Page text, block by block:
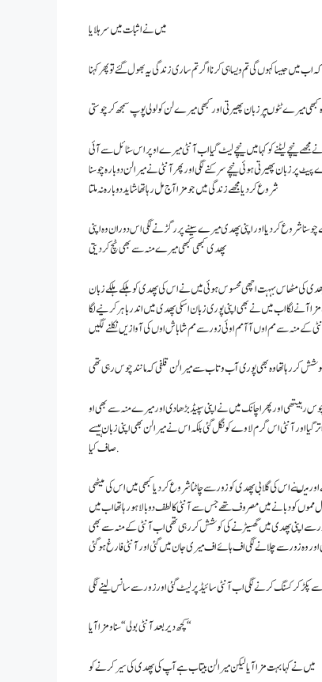
میں نے اثبات میں سر ہلایا
کہ اب میں جیسا کہوں گی تم ویسا ہی کرنا اگر تم ساری زندگی یہ بھول گئے تو پھر کہنا
میرے ٹٹوںپر زبان پھیرتی اور کبھی میرے لن کو لولی پوپ سمجھ کر چوستی
لیٹنے کو کہا میں نیچے لیٹ گیا اب آنٹی میرے اوپر اس سٹائل سے آئی
پر زبان پھیرتی ہوئی نیچے سرکنے لگی اور پھر آنٹی نے میرالن دوبارہ چوسنا
شروع کر دیا مجھے زندگی میں جو مزا آج مل رہا تھاشاید دوبارہ نہ ملتا
شروع کردیا اور اپنی پھدی میرے سینے پر رگڑنے لگی اس دوران وہ اپنی
پھدی کبھی کبھی میرے منہ سے بھی ٹچ کر دیتی
کی مٹھاس بہہت اچھی محسوس ہوئی میں نے اس کی پھدی کو ہلکے ہلکے زبان
آنے لگا اب میں نے بھی اپنی پوری زبان اسکی پھدی میں اندرباہر کرنیے لگا
کے منہ سے مم اوں آآ مم اوئی زور سے مم شاباش اوں کی آوازیں نکلنے لگیں
رہیتھی اور پھر اچانک میں نے اپنی سپیڈبڑھا دی اور میرے منہ سے بھی او
اور آنٹی اس گرم لاوے کو نگل گئی بلکہ اس نے میرا لن بھی اپنی زبان ہیسے
صاف کیا .
میںنے اس کی گلابی پھدی کو زور سے چاٹنا شروع کر دیا کبھی میں اس کی میٹھی
مموں کو دبانے میں مصروف تھے جس سے آنٹی کالطف دوبالا ہو رہا تھا اب میں
سے اپنی پھدی میں گھسیڑنے کی کوشش کر رہی تھی اب آنٹی کے منہ سے بھی
وہ زورسے چلانے لگی اف ہائے اف میری جان میں گئی اور آنٹی فارغ ہو گئی
پکڑ کر کسنگ کرنے لگی اب آنٹی سائیڈ پر لیٹ گئی اورزور سے سانس لینے لگی
کچھ دیر بعدآنٹی بولی “سناو مزا آیا “
میں نے کہا بہت مزا آیا لیکن میرا لن بیتاب ہے آپ کی پھدی کی سیر کرنے کو